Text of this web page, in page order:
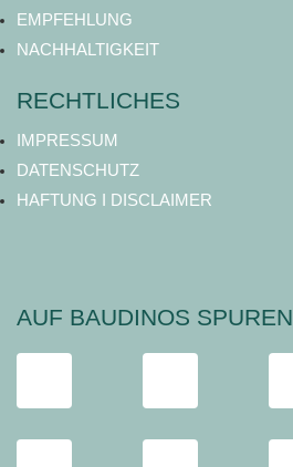
EMPFEHLUNG
NACHHALTIGKEIT
RECHTLICHES
IMPRESSUM
DATENSCHUTZ
HAFTUNG I DISCLAIMER
AUF BAUDINOS SPUREN